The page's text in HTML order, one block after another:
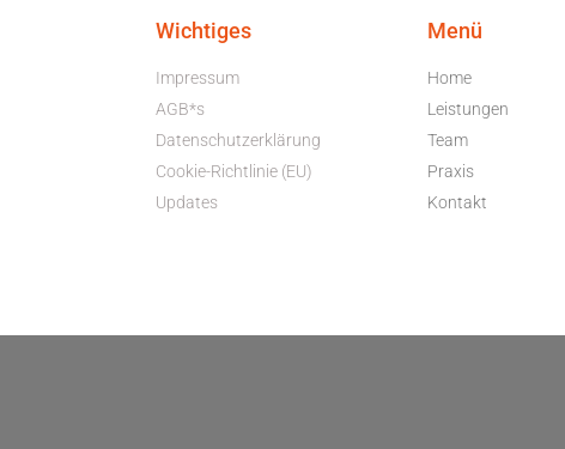
Wichtiges
Impressum
AGB*s
Datenschutzerklärung
Cookie-Richtlinie (EU)
Updates
Menü
Home
Leistungen
Team
Praxis
Kontakt